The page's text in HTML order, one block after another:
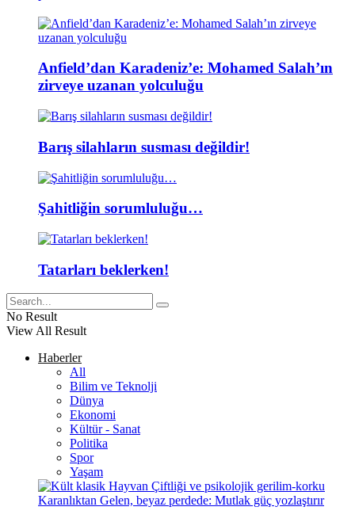
Anfield’dan Karadeniz’e: Mohamed Salah’ın
zirveye uzanan yolculuğu
Barış silahların susması değildir!
Şahitliğin sorumluluğu…
Tatarları beklerken!
No Result
View All Result
Haberler
All
Bilim ve Teknolji
Dünya
Ekonomi
Kültür - Sanat
Politika
Spor
Yaşam